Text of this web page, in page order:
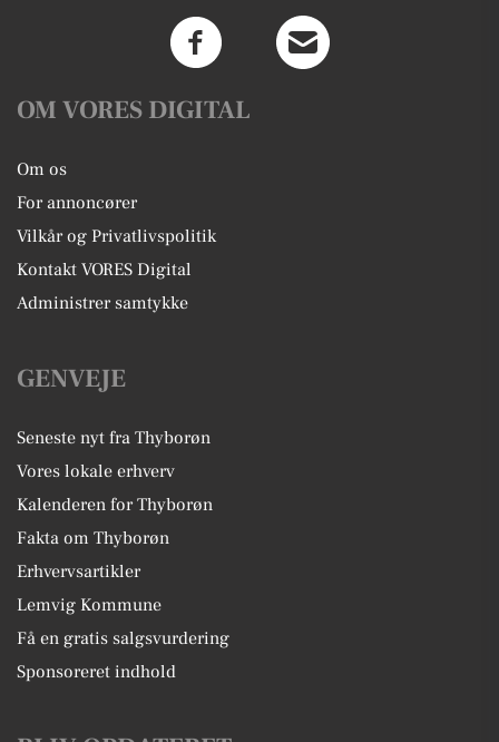
OM VORES DIGITAL
Om os
For annoncører
Vilkår og Privatlivspolitik
Kontakt VORES Digital
Administrer samtykke
GENVEJE
Seneste nyt fra Thyborøn
Vores lokale erhverv
Kalenderen for Thyborøn
Fakta om Thyborøn
Erhvervsartikler
Lemvig Kommune
Få en gratis salgsvurdering
Sponsoreret indhold